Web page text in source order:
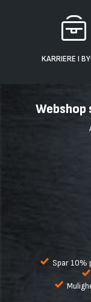
KARRIERE I
Spar 10%